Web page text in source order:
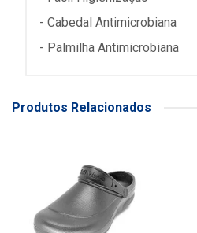
- Cabedal Antimicrobiana
- Palmilha Antimicrobiana
Produtos Relacionados